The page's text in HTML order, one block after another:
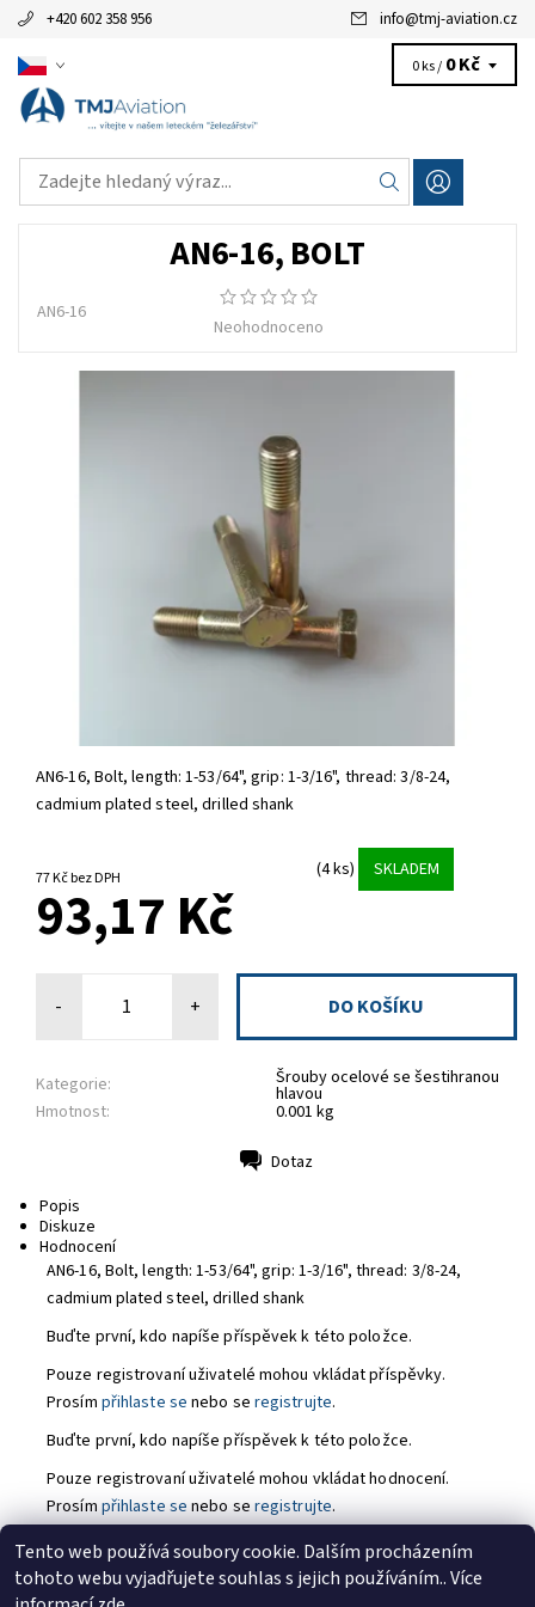
+420 602 358 956 info@tmj-aviation.cz
0 ks / 0 Kč
AN6-16, BOLT
AN6-16
Neohodnoceno
AN6-16, Bolt,length: 1-53/64", grip: 1-3/16", thread: 3/8-24,
cadmium plated steel, drilled shank
77 Kč bez DPH (4 ks) SKLADEM
93,17 Kč
- +
Kategorie: Šrouby ocelové se šestihranou
hlavou
Hmotnost: 0.001 kg
Dotaz
Popis
Diskuze
Hodnocení
AN6-16, Bolt,length: 1-53/64", grip: 1-3/16", thread: 3/8-24,
cadmium plated steel, drilled shank
Buďte první, kdo napíše příspěvek k této položce.
Pouze registrovaní uživatelé mohou vkládat příspěvky.
Prosím přihlaste se nebo se registrujte.
Buďte první, kdo napíše příspěvek k této položce.
Pouze registrovaní uživatelé mohou vkládat hodnocení.
Prosím přihlaste se nebo se registrujte.
https://tmj-aviation.cz
Tento web používá soubory cookie. Dalším procházením
tohoto webu vyjadřujete souhlas s jejich používáním.. Více